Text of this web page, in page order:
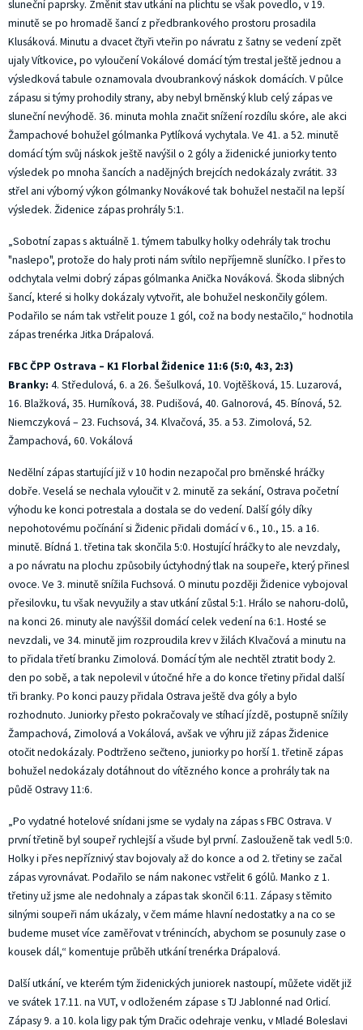
sluneční paprsky. Změnit stav utkání na plichtu se však povedlo, v 19.
minutě se po hromadě šancí z předbrankového prostoru prosadila
Klusáková. Minutu a dvacet čtyři vteřin po návratu z šatny se vedení zpět
ujaly Vítkovice, po vyloučení Vokálové domácí tým trestal ještě jednou a
výsledková tabule oznamovala dvoubrankový náskok domácích. V půlce
zápasu si týmy prohodily strany, aby nebyl brněnský klub celý zápas ve
sluneční nevýhodě. 36. minuta mohla značit snížení rozdílu skóre, ale akci
Žampachové bohužel gólmanka Pytlíková vychytala. Ve 41. a 52. minutě
domácí tým svůj náskok ještě navýšil o 2 góly a židenické juniorky tento
výsledek po mnoha šancích a nadějných brejcích nedokázaly zvrátit. 33
střel ani výborný výkon gólmanky Novákové tak bohužel nestačil na lepší
výsledek. Židenice zápas prohrály 5:1.
„Sobotní zapas s aktuálně 1. týmem tabulky holky odehrály tak trochu
"naslepo", protože do haly proti nám svítilo nepříjemně sluníčko. I přes to
odchytala velmi dobrý zápas gólmanka Anička Nováková. Škoda slibných
šancí, které si holky dokázaly vytvořit, ale bohužel neskončily gólem.
Podařilo se nám tak vstřelit pouze 1 gól, což na body nestačilo,“ hodnotila
zápas trenérka Jitka Drápalová.
FBC ČPP Ostrava – K1 Florbal Židenice 11:6 (5:0, 4:3, 2:3)
Branky: 4. Středulová, 6. a 26. Šešulková, 10. Vojtěšková, 15. Luzarová,
16. Blažková, 35. Hurníková, 38. Pudišová, 40. Galnorová, 45. Bínová, 52.
Niemczyková – 23. Fuchsová, 34. Klvačová, 35. a 53. Zimolová, 52.
Žampachová, 60. Vokálová
Nedělní zápas startující již v 10 hodin nezapočal pro brněnské hráčky
dobře. Veselá se nechala vyloučit v 2. minutě za sekání, Ostrava početní
výhodu ke konci potrestala a dostala se do vedení. Další góly díky
nepohotovému počínání si Židenic přidali domácí v 6., 10., 15. a 16.
minutě. Bídná 1. třetina tak skončila 5:0. Hostující hráčky to ale nevzdaly,
a po návratu na plochu způsobily úctyhodný tlak na soupeře, který přinesl
ovoce. Ve 3. minutě snížila Fuchsová. O minutu později Židenice vybojoval
přesilovku, tu však nevyužily a stav utkání zůstal 5:1. Hrálo se nahoru-dolů,
na konci 26. minuty ale navýššil domácí celek vedení na 6:1. Hosté se
nevzdali, ve 34. minutě jim rozproudila krev v žilách Klvačová a minutu na
to přidala třetí branku Zimolová. Domácí tým ale nechtěl ztratit body 2.
den po sobě, a tak nepolevil v útočné hře a do konce třetiny přidal další
tři branky. Po konci pauzy přidala Ostrava ještě dva góly a bylo
rozhodnuto. Juniorky přesto pokračovaly ve stíhací jízdě, postupně snížily
Žampachová, Zimolová a Vokálová, avšak ve výhru již zápas Židenice
otočit nedokázaly. Podtrženo sečteno, juniorky po horší 1. třetině zápas
bohužel nedokázaly dotáhnout do vítězného konce a prohrály tak na
půdě Ostravy 11:6.
„Po vydatné hotelové snídani jsme se vydaly na zápas s FBC Ostrava. V
první třetině byl soupeř rychlejší a všude byl první. Zaslouženě tak vedl 5:0.
Holky i přes nepříznivý stav bojovaly až do konce a od 2. třetiny se začal
zápas vyrovnávat. Podařilo se nám nakonec vstřelit 6 gólů. Manko z 1.
třetiny už jsme ale nedohnaly a zápas tak skončil 6:11. Zápasy s těmito
silnými soupeři nám ukázaly, v čem máme hlavní nedostatky a na co se
budeme muset více zaměřovat v trénincích, abychom se posunuly zase o
kousek dál,“ komentuje průběh utkání trenérka Drápalová.
Další utkání, ve kterém tým židenických juniorek nastoupí, můžete vidět již
ve svátek 17.11. na VUT, v odloženém zápase s TJ Jablonné nad Orlicí.
Zápasy 9. a 10. kola ligy pak tým Dračic odehraje venku, v Mladé Boleslavi